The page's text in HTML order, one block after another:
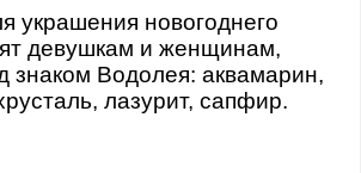
украшения новогоднего
девушкам и женщинам,
знаком Водолея: аквамарин,
лазурит, сапфир.